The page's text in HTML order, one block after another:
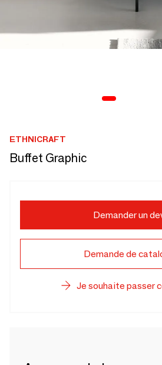
ETHNICRAFT
Buffet Graphic
Demander un
Demande de
Je souhaite passer